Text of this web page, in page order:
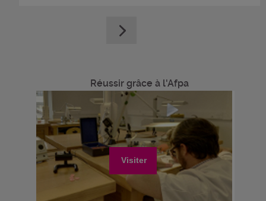
Réussir grâce à l'Afpa
Visiter